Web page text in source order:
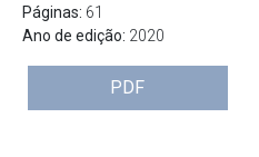
Páginas: 61
Ano de edição: 2020
PDF